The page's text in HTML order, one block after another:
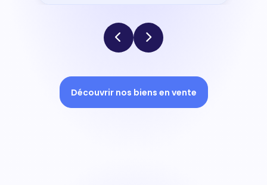
Découvrir nos biens en vente